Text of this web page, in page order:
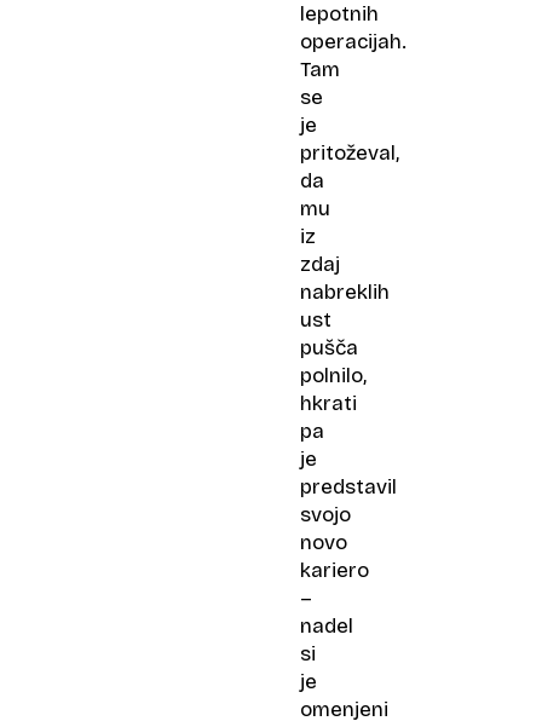
lepotnih
operacijah.
Tam
se
je
pritoževal,
da
mu
iz
zdaj
nabreklih
ust
pušča
polnilo,
hkrati
pa
je
predstavil
svojo
novo
kariero
–
nadel
si
je
omenjeni